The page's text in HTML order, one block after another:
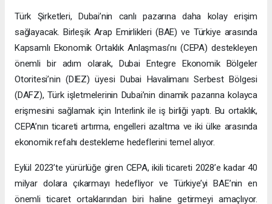
Türk Şirketleri, Dubai’nin canlı pazarına daha kolay erişim
sağlayacak. Birleşik Arap Emirlikleri (BAE) ve Türkiye arasında
Kapsamlı Ekonomik Ortaklık Anlaşması’nı (CEPA) destekleyen
önemli bir adım olarak, Dubai Entegre Ekonomik Bölgeler
Otoritesi’nin (DIEZ) üyesi Dubai Havalimanı Serbest Bölgesi
(DAFZ), Türk işletmelerinin Dubai’nin dinamik pazarına kolayca
erişmesini sağlamak için Interlink ile iş birliği yaptı. Bu ortaklık,
CEPA’nın ticareti artırma, engelleri azaltma ve iki ülke arasında
ekonomik refahı destekleme hedeflerini temel alıyor.
Eylül 2023’te yürürlüğe giren CEPA, ikili ticareti 2028’e kadar 40
milyar dolara çıkarmayı hedefliyor ve Türkiye’yi BAE’nin en
önemli ticaret ortaklarından biri haline getirmeyi amaçlıyor.